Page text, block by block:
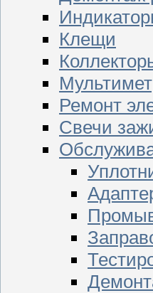
Клещи
Ремонт
Свечи